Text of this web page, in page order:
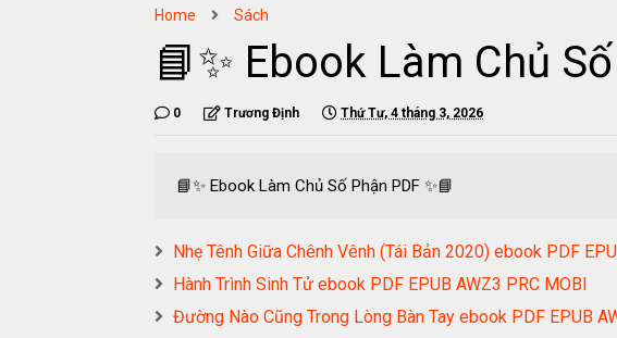
Home Sách
📘✨ Ebook Làm Chủ
0 Trương Định Thứ Tư, 4 tháng 3, 2026
📘✨ Ebook Làm Chủ Số Phận PDF ✨📘
Nhẹ Tênh Giữa Chênh Vênh (Tái Bản 2020) ebook PDF
Hành Trình Sinh Tử ebook PDF EPUB AWZ3 PRC MOBI
Đường Nào Cũng Trong Lòng Bàn Tay ebook PDF EPUB